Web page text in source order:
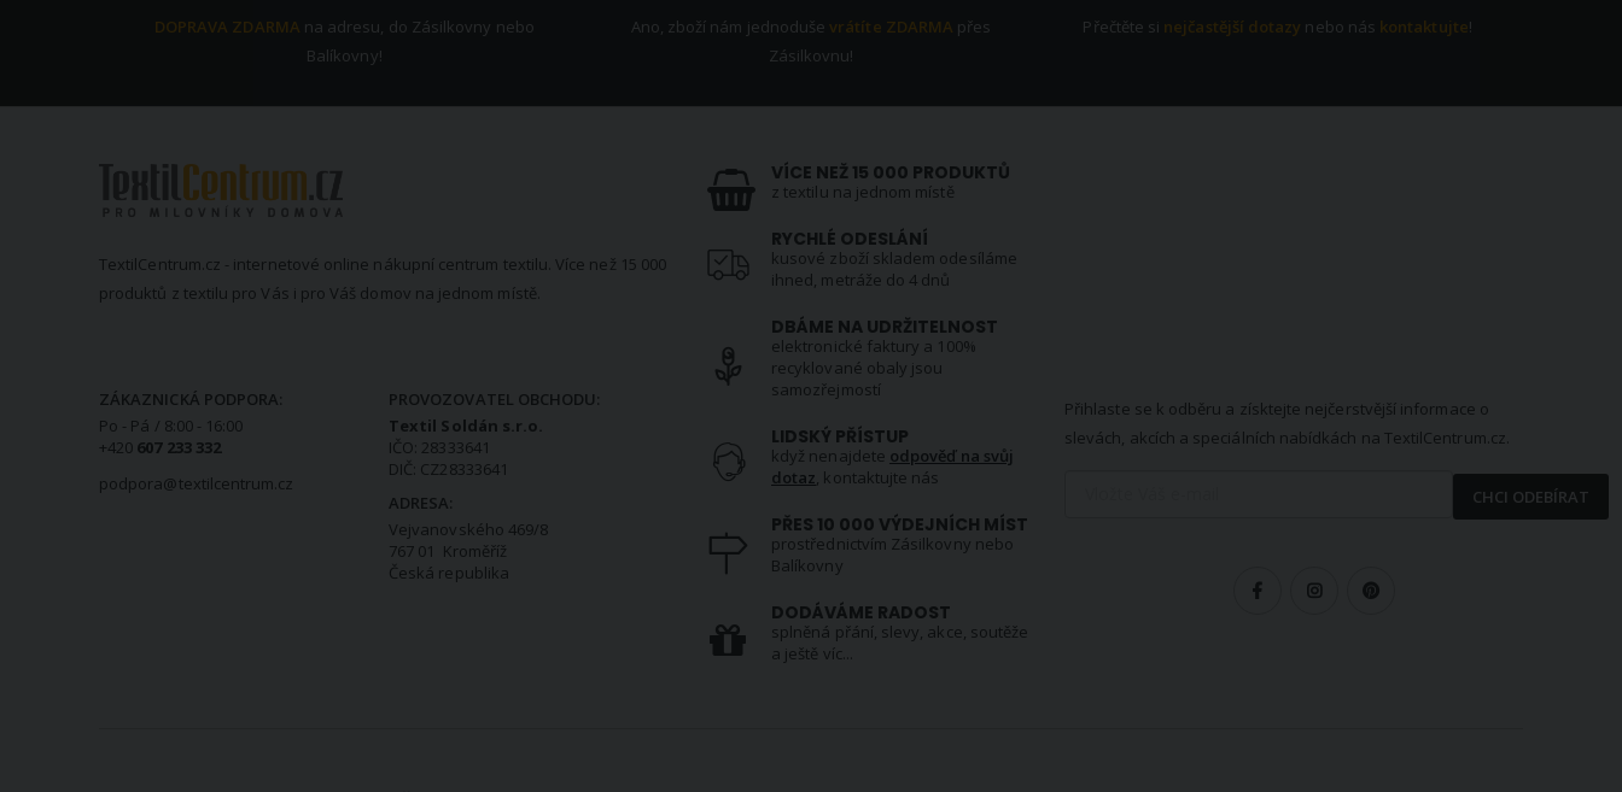
DOPRAVA ZDARMA na adresu, do Zásilkovny nebo
Balíkovny!
Ano, zboží nám jednoduševrátíte ZDARMA přes
Zásilkovnu!
Přečtěte si nejčastější dotazy nebo nás kontaktujte!
TextilCentrum.cz - internetové online nákupní centrum textilu. Více než 15 000
produktů z textilu pro Vás i pro Váš domov na jednom místě.
ZÁKAZNICKÁ PODPORA:
Po - Pá / 8:00 - 16:00
+420 607 233 332
podpora@textilcentrum.cz
PROVOZOVATEL OBCHODU:
Textil Soldán s.r.o.
IČO: 28333641
DIČ: CZ28333641
ADRESA:
Vejvanovského 469/8
767 01 Kroměříž
Česká republika
VÍCE NEŽ 15 000 PRODUKTŮ
z textilu na jednom místě
RYCHLÉ ODESLÁNÍ
kusové zboží skladem odesíláme
ihned, metráže do 4 dnů
DBÁME NA UDRŽITELNOST
elektronické faktury a 100%
recyklované obaly jsou
samozřejmostí
LIDSKÝ PŘÍSTUP
když nenajdete odpověď na svůj
dotaz, kontaktujte nás
PŘES 10 000 VÝDEJNÍCH MÍST
prostřednictvím Zásilkovny nebo
Balíkovny
DODÁVÁME RADOST
splněná přání, slevy, akce, soutěže
a ještě víc...
Přihlaste se k odběru a získtejte nejčerstvější informace o
slevách, akcích a speciálních nabídkách na TextilCentrum.cz.
CHCI ODEBÍRAT